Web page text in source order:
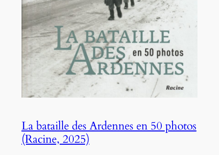
La bataille des Ardennes en 50 photos
(Racine, 2025)